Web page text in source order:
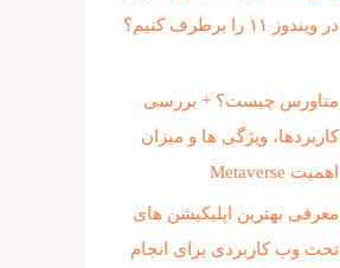
در ویندوز ۱۱ را برطرف کنیم؟
متاورس چیست؟ + بررسی
کاربردها، ویژگی ها و میزان
اهمیت Metaverse
معرفی بهترین اپلیکیشن های
تحت وب کاربردی برای انجام